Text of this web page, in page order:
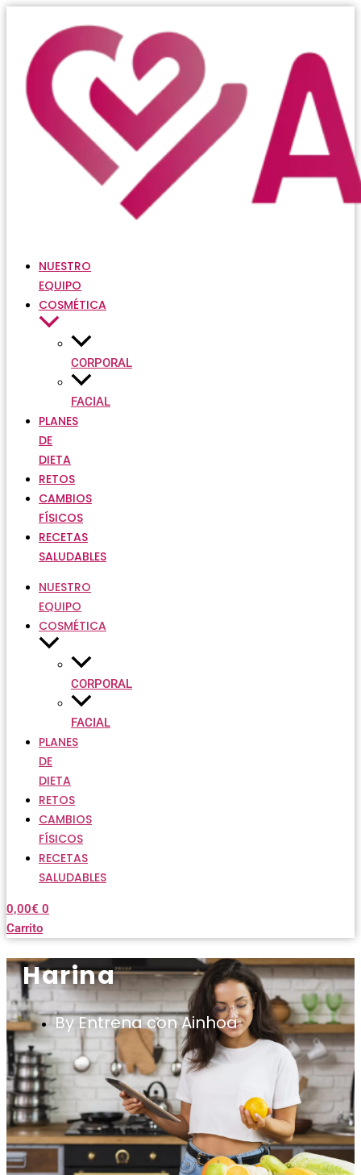
Ir
contenido
NUESTRO
EQUIPO
COSMÉTICA
CORPORAL
FACIAL
PLANES
DE
DIETA
RETOS
CAMBIOS
FÍSICOS
RECETAS
SALUDABLES
NUESTRO
EQUIPO
COSMÉTICA
CORPORAL
FACIAL
PLANES
DE
DIETA
RETOS
CAMBIOS
FÍSICOS
RECETAS
SALUDABLES
0,00€ 0
Carrito
Harina
By Entrena con Ainhoa